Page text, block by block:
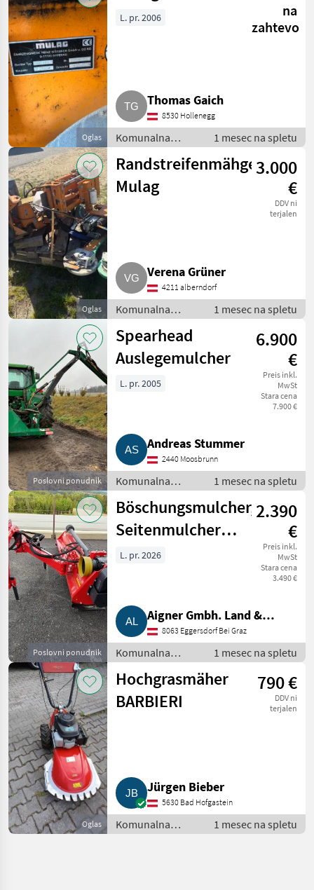
Oglas
na
zahtevo
L. pr. 2006
Thomas Gaich
8530 Hollenegg
Komunalna
oprema /
Kosilnica za
brežine
1 mesec na spletu
Oglas
Randstreifenmähgerät
Mulag
3.000
€
DDV ni
terjalen
Verena Grüner
4211 alberndorf
Komunalna
oprema /
Kosilnica za
brežine
1 mesec na spletu
Poslovni ponudnik
Spearhead
Auslegemulcher
6.900
€
Preis inkl.
MwSt
Stara cena
7.900 €
L. pr. 2005
Andreas Stummer
2440 Moosbrunn
Komunalna
oprema /
Kosilnica za
brežine
1 mesec na spletu
Poslovni ponudnik
Böschungsmulcher,
Seitenmulcher
AGM Panex
2.390
€
Preis inkl.
MwSt
Stara cena
3.490 €
L. pr. 2026
Aigner Gmbh. Land &
Gartentechnik, Agrar
8063 Eggersdorf Bei Graz
Komunalna
oprema /
Kosilnica za
brežine
1 mesec na spletu
Oglas
Hochgrasmäher
BARBIERI
790 €
DDV ni
terjalen
Jürgen Bieber
5630 Bad Hofgastein
Komunalna
oprema /
1 mesec na spletu